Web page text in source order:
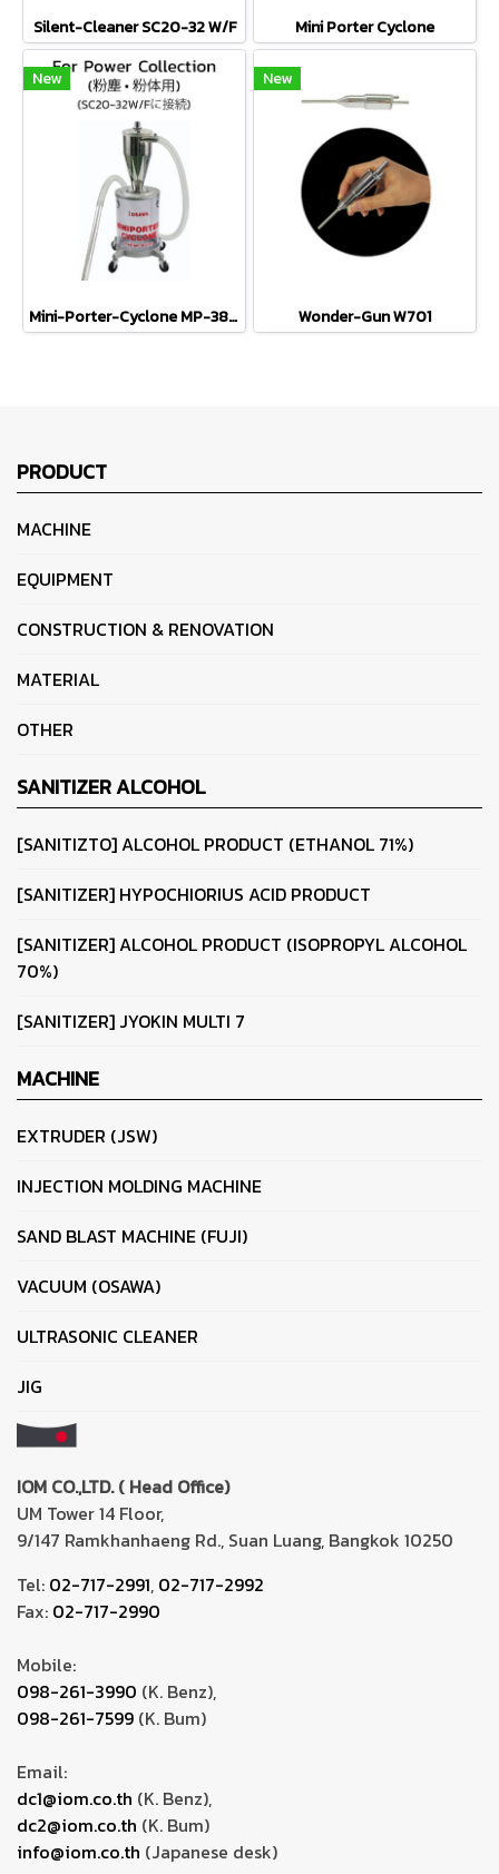
Silent-Cleaner SC20-32 W/F Mini Porter Cyclone
New
Mini-Porter-Cyclone MP-38 CF12
New
Wonder-Gun W701
PRODUCT
MACHINE
EQUIPMENT
CONSTRUCTION & RENOVATION
MATERIAL
OTHER
SANITIZER ALCOHOL
[SANITIZTO] ALCOHOL PRODUCT (ETHANOL 71%)
[SANITIZER] HYPOCHIORIUS ACID PRODUCT
[SANITIZER] ALCOHOL PRODUCT (ISOPROPYL ALCOHOL
70%)
[SANITIZER] JYOKIN MULTI 7
MACHINE
EXTRUDER (JSW)
INJECTION MOLDING MACHINE
SAND BLAST MACHINE (FUJI)
VACUUM (OSAWA)
ULTRASONIC CLEANER
JIG
IOM CO.,LTD. ( Head Office)
UM Tower 14 Floor,
9/147 Ramkhanhaeng Rd., Suan Luang, Bangkok 10250
Tel: 02-717-2991, 02-717-2992
Fax: 02-717-2990
Mobile:
098-261-3990 (K. Benz),
098-261-7599 (K. Bum)
Email:
dc1@iom.co.th (K. Benz),
dc2@iom.co.th (K. Bum)
info@iom.co.th (Japanese desk)